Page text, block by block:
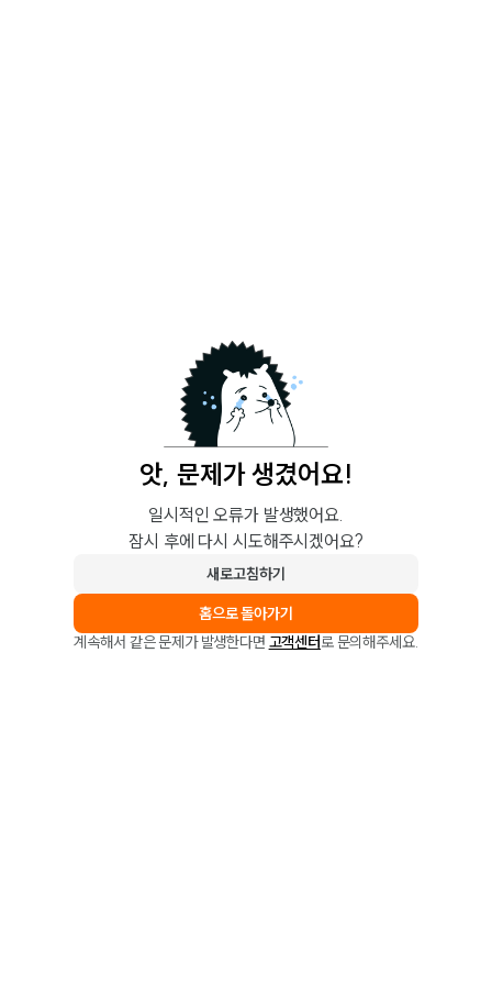
앗, 문제가 생겼어요!
일시적인 오류가 발생했어요.
잠시 후에 다시 시도해주시겠어요?
새로고침하기
홈으로 돌아가기
계속해서 같은 문제가 발생한다면 고객센터로 문의해주세요.